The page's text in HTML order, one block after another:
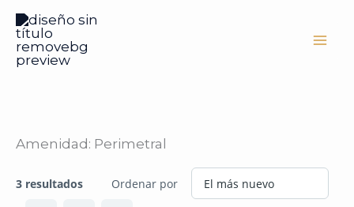
contenido
Amenidad: Perimetral
3 resultados Ordenar por